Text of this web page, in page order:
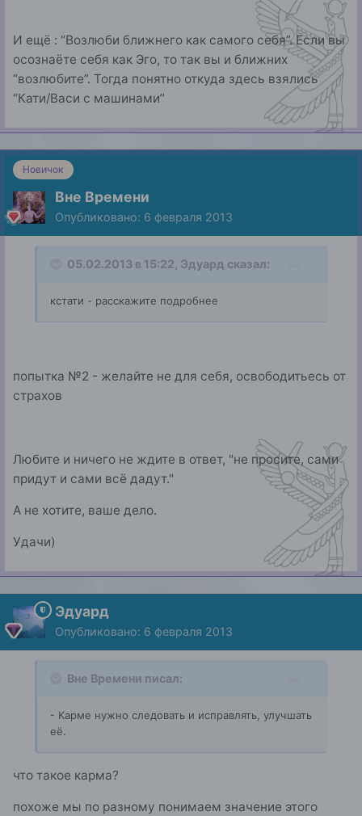
И ещё : “Возлюби ближнего как самого себя”. Если вы
осознаёте себя как Эго, то так вы и ближних
“возлюбите”. Тогда понятно откуда здесь взялись
“Кати/Васи с машинами”
Новичок
Вне Времени
Опубликовано: 6 февраля 2013
05.02.2013 в 15:22, Эдуард сказал:
кстати - расскажите подробнее
попытка №2 - желайте не для себя, освободитьесь от
страхов
Любите и ничего не ждите в ответ, "не просите, cами
придут и сами всё дадут."
А не хотите, ваше дело.
Удачи)
Эдуард
Опубликовано: 6 февраля 2013
Вне Времени писал:
- Карме нужно следовать и исправлять, улучшать
её.
что такое карма?
похоже мы по разному понимаем значение этого